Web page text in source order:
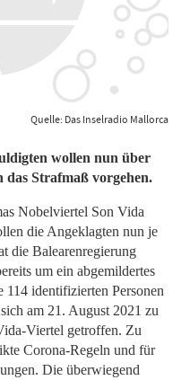
Quelle: Das Inselradio Mallorca
wollen nun über
das Strafmaß vorgehen.
Nobelviertel Son Vida
die Angeklagten nun je
die Balearenregierung
um ein abgemildertes
identifizierten Personen
am 21. August 2021 zu
Viertel getroffen. Zu
Corona-Regeln und für
Die überwiegend